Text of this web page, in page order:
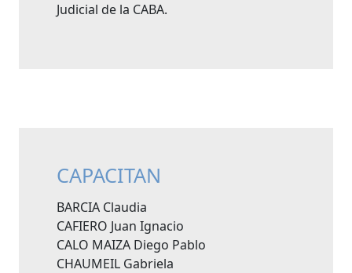
Judicial de la CABA.
CAPACITAN
BARCIA Claudia
CAFIERO Juan Ignacio
CALO MAIZA Diego Pablo
CHAUMEIL Gabriela